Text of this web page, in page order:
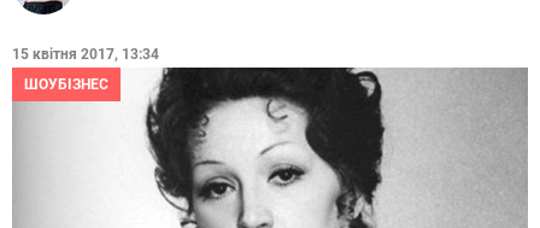
15 квітня 2017, 13:34
ШОУБІЗНЕС